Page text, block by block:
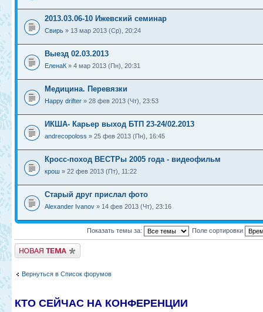
2013.03.06-10 Ижевский семинар
Свирь » 13 мар 2013 (Ср), 20:24
Выезд 02.03.2013
ЕленаК » 4 мар 2013 (Пн), 20:31
Медицина. Перевязки
Happy drifter » 28 фев 2013 (Чт), 23:53
ИКША- Карьер выход БТП 23-24/02.2013
andrecopoloss » 25 фев 2013 (Пн), 16:45
Кросс-поход ВЕСТРы 2005 года - видеофильм
крош » 22 фев 2013 (Пт), 11:22
Старый друг прислал фото
Alexander Ivanov » 14 фев 2013 (Чт), 23:16
Показать темы за: Поле сортировки
Новая тема
Вернуться в Список форумов
КТО СЕЙЧАС НА КОНФЕРЕНЦИИ